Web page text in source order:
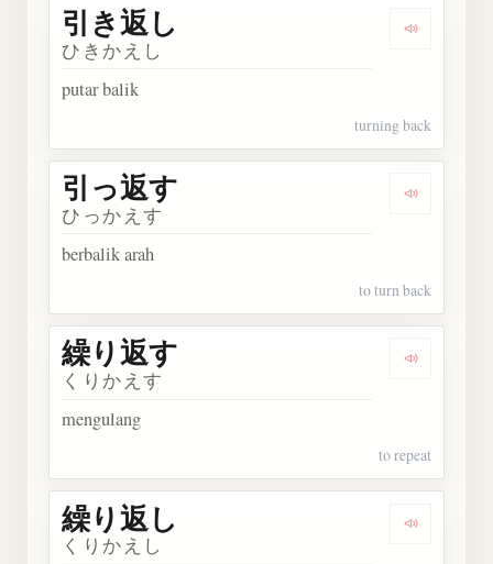
引き返し
ひきかえし
putar balik
turning back
引っ返す
ひっかえす
berbalik arah
to turn back
繰り返す
くりかえす
mengulang
to repeat
繰り返し
くりかえし